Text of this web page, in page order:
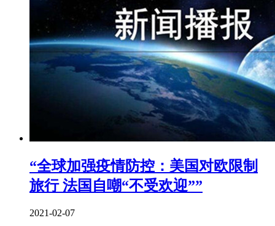
“全球加强疫情防控：美国对欧限制
旅行 法国自嘲“不受欢迎””
2021-02-07